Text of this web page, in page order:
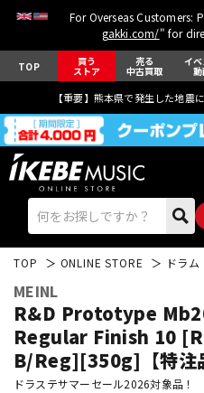
For Overseas Customers:
gakki.com/" for
TOP 買う
ストア
売る
中古買取
イベ
【重要】熊本県で発生した地震
エレキギター
TOP ONLINE STORE ドラム
MEINL
R&D Prototype
Regular Finish 10
B/Reg][350g]【特注
ドラステサマーセール2026対象品！